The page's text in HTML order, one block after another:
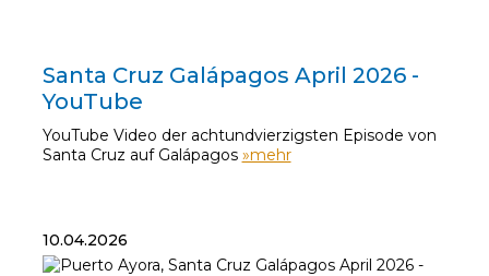
Santa Cruz Galápagos April 2026 -
YouTube
YouTube Video der achtundvierzigsten Episode von
Santa Cruz auf Galápagos »mehr
10.04.2026